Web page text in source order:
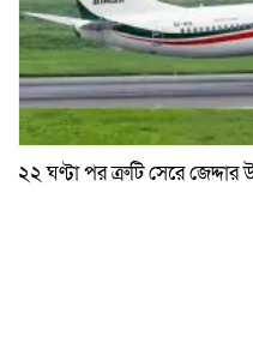
২২ ঘণ্টা পর ত্রুটি সেরে জেদ্দার